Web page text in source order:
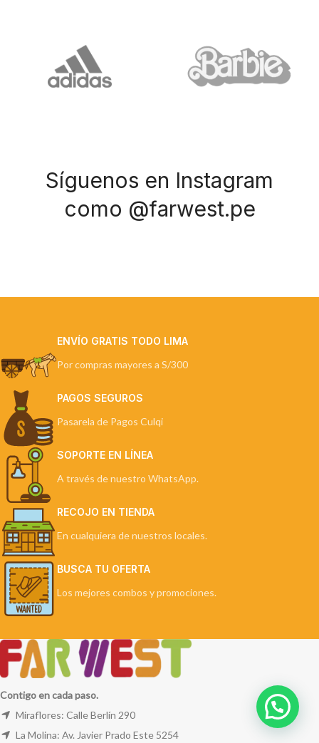
Síguenos en Instagram
como @farwest.pe
ENVÍO GRATIS TODO LIMA
Por compras mayores a S/300
PAGOS SEGUROS
Pasarela de Pagos Culqi
SOPORTE EN LÍNEA
A través de nuestro WhatsApp.
RECOJO EN TIENDA
En cualquiera de nuestros locales.
BUSCA TU OFERTA
Los mejores combos y promociones.
Contigo en cada paso.
Miraflores: Calle Berlín 290
La Molina: Av. Javier Prado Este 5254